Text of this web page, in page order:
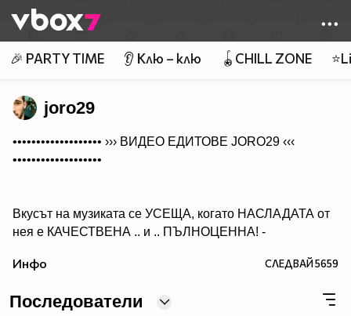
👾
🎉 PARTY TIME 👂 Клю – клю 🪀CHILL ZONE
joro29
••••••••••••••••••• ››› ВИДЕО ЕДИТОВЕ JORO29 ‹‹‹
•••••••••••••••••••
Вкусът на музиката се УСЕЩА, когато НАСЛАДАТА от
нея е КАЧЕСТВЕНА .. и .. ПЪЛНОЦЕННА! -
( ако желаеш да получиш нещо, което ще слушаш с
Инфо СЛЕДВАЙ5659
Последователи